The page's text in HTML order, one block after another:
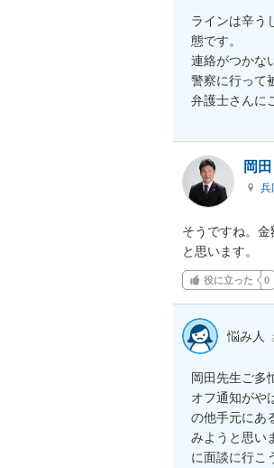
ラインは辛う
態です。
連絡がつかな
警察に行って
弁護士さんに
岡
兵
そうですね。
と思います。
役に立った 0
悩み人
岡田先生ご多
オフ通知がや
の他手元にあ
みようと思い
に面談に行こ